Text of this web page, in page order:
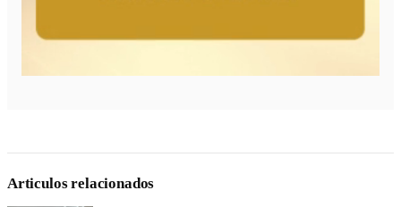
Articulos relacionados